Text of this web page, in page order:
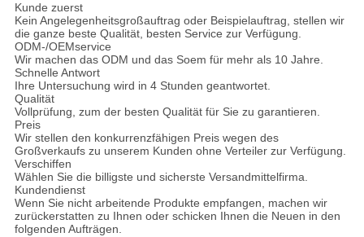
Kunde zuerst
Kein Angelegenheitsgroßauftrag oder Beispielauftrag, stellen wir
die ganze beste Qualität, besten Service zur Verfügung.
ODM-/OEMservice
Wir machen das ODM und das Soem für mehr als 10 Jahre.
Schnelle Antwort
Ihre Untersuchung wird in 4 Stunden geantwortet.
Qualität
Vollprüfung, zum der besten Qualität für Sie zu garantieren.
Preis
Wir stellen den konkurrenzfähigen Preis wegen des
Großverkaufs zu unserem Kunden ohne Verteiler zur Verfügung.
Verschiffen
Wählen Sie die billigste und sicherste Versandmittelfirma.
Kundendienst
Wenn Sie nicht arbeitende Produkte empfangen, machen wir
zurückerstatten zu Ihnen oder schicken Ihnen die Neuen in den
folgenden Aufträgen.